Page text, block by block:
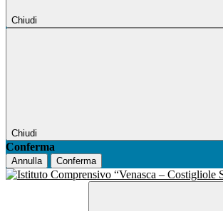
Chiudi
Chiudi
Conferma
Annulla Conferma